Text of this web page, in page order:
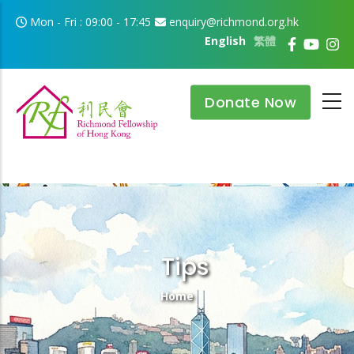
Skip to main content
Mon - Fri : 09:00 - 17:45
enquiry@richmond.org.hk
繁體
English
Donate Now
Tips
Breadcrumb
Home